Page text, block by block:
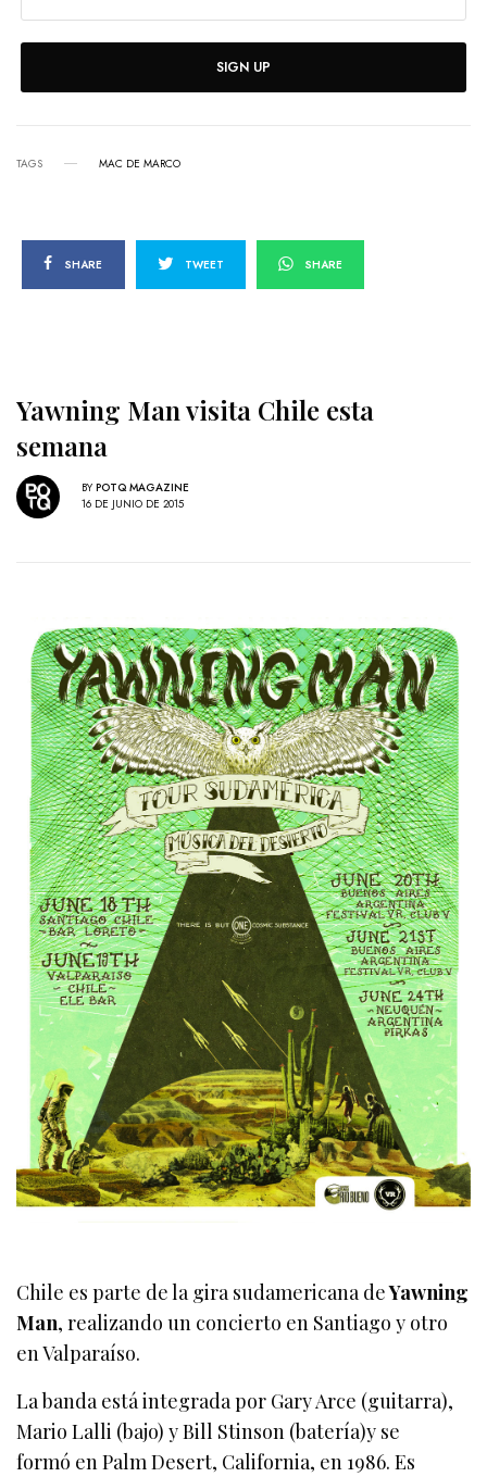
SIGN UP
TAGS MAC DE MARCO
SHARE TWEET SHARE
Yawning Man visita Chile esta
semana
BY POTQ MAGAZINE
16 DE JUNIO DE 2015
Chile es parte de la gira sudamericana deYawning
Man, realizando un concierto en Santiago y otro
en Valparaíso.
La banda está integrada por Gary Arce (guitarra),
Mario Lalli (bajo) y Bill Stinson (batería)y se
formó en Palm Desert, California, en 1986. Es